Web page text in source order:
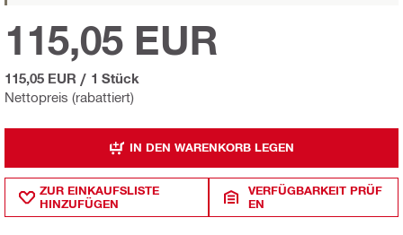
Nettopreis (rabattiert)
115,05 EUR
115,05 EUR / 1 Stück
IN DEN WARENKORB LEGEN
ZUR EINKAUFSLISTE
HINZUFÜGEN
VERFÜGBARKEIT PRÜF
EN